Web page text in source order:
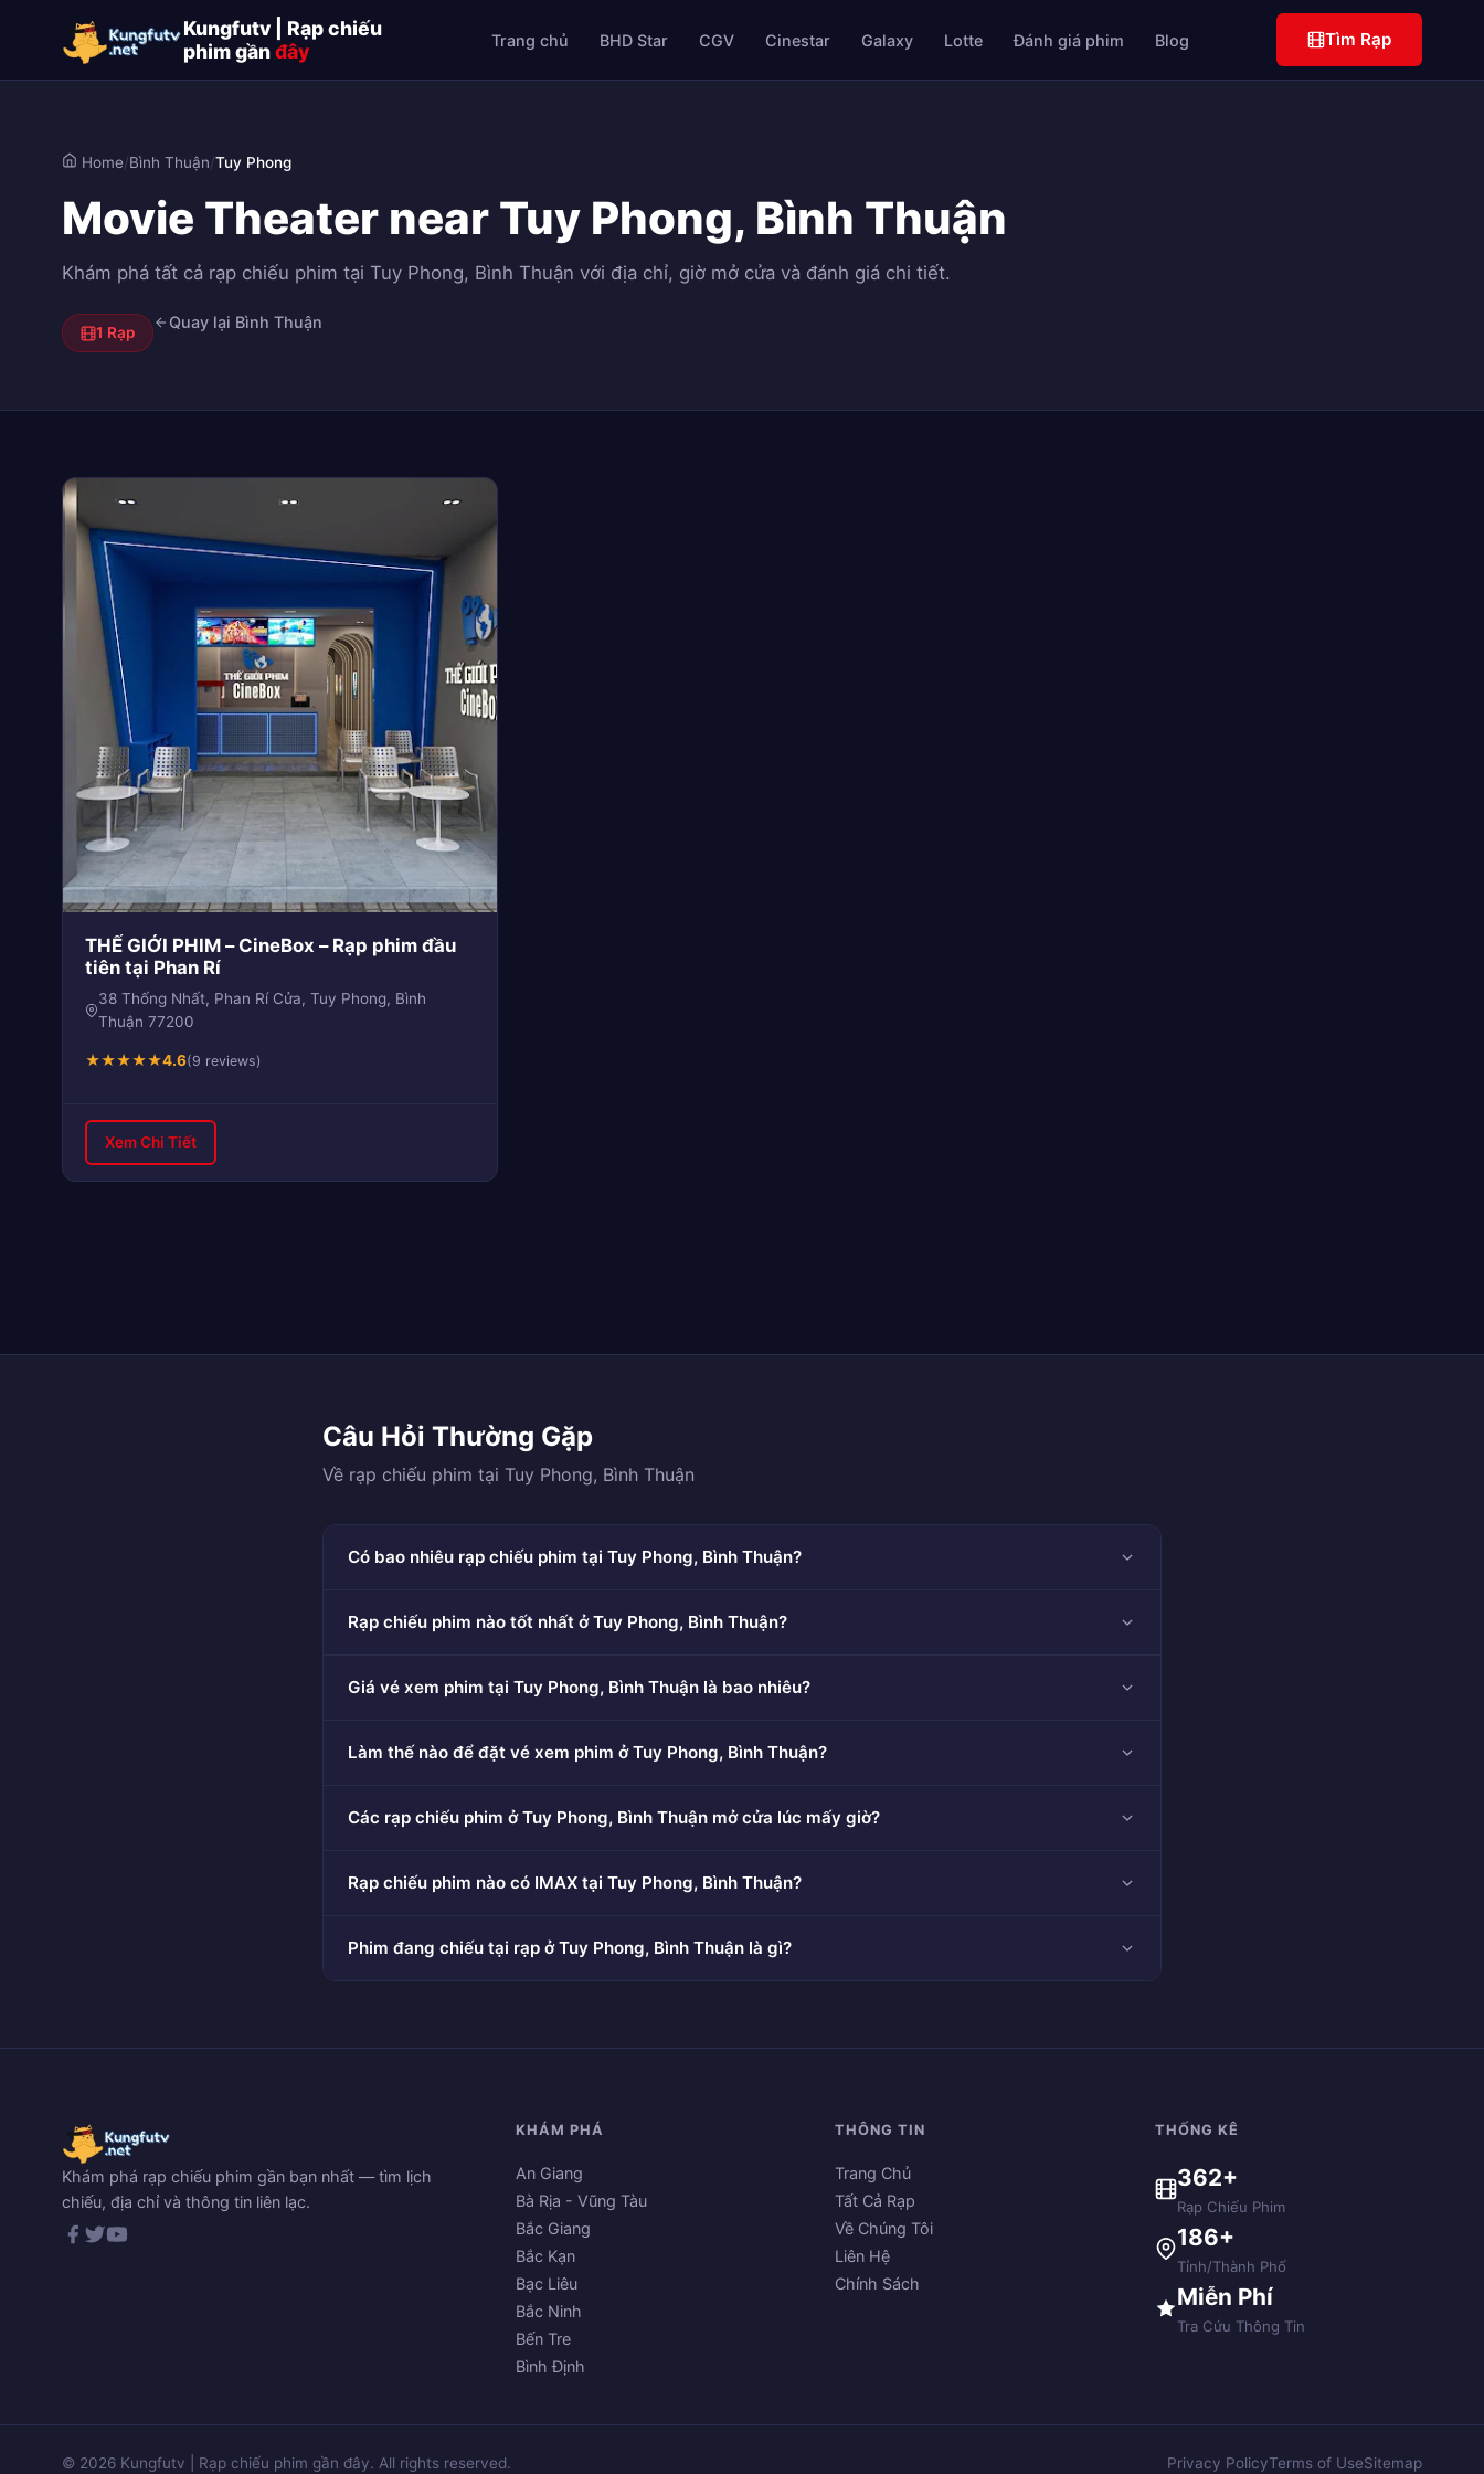
Kungfutv | Rạp chiếu
phim gầnđây Trang chủ BHD Star CGV Cinestar Galaxy Lotte Đánh giá phim Blog Tìm Rạp
Home/Bình Thuận/Tuy Phong
Movie Theater near Tuy Phong, Bình Thuận
Khám phá tất cả rạp chiếu phim tại Tuy Phong, Bình Thuận với địa chỉ, giờ mở cửa và đánh giá chi tiết.
1 Rạp
Quay lại Bình Thuận
THẾ GIỚI PHIM – CineBox – Rạp phim đầu
tiên tại Phan Rí
38 Thống Nhất, Phan Rí Cửa, Tuy Phong, Bình
Thuận 77200
★★★★★4.6(9 reviews)
Xem Chi Tiết
Câu Hỏi Thường Gặp
Về rạp chiếu phim tại Tuy Phong, Bình Thuận
Có bao nhiêu rạp chiếu phim tại Tuy Phong, Bình Thuận?
Rạp chiếu phim nào tốt nhất ở Tuy Phong, Bình Thuận?
Giá vé xem phim tại Tuy Phong, Bình Thuận là bao nhiêu?
Làm thế nào để đặt vé xem phim ở Tuy Phong, Bình Thuận?
Các rạp chiếu phim ở Tuy Phong, Bình Thuận mở cửa lúc mấy giờ?
Rạp chiếu phim nào có IMAX tại Tuy Phong, Bình Thuận?
Phim đang chiếu tại rạp ở Tuy Phong, Bình Thuận là gì?
Khám phá rạp chiếu phim gần bạn nhất — tìm lịch
chiếu, địa chỉ và thông tin liên lạc.
KHÁM PHÁ
An Giang
Bà Rịa - Vũng Tàu
Bắc Giang
Bắc Kạn
Bạc Liêu
Bắc Ninh
Bến Tre
Bình Định
THÔNG TIN
Trang Chủ
Tất Cả Rạp
Về Chúng Tôi
Liên Hệ
Chính Sách
THỐNG KÊ
362+
Rạp Chiếu Phim
186+
Tỉnh/Thành Phố
Miễn Phí
Tra Cứu Thông Tin
© 2026 Kungfutv | Rạp chiếu phim gần đây. All rights reserved. Privacy PolicyTerms of UseSitemap